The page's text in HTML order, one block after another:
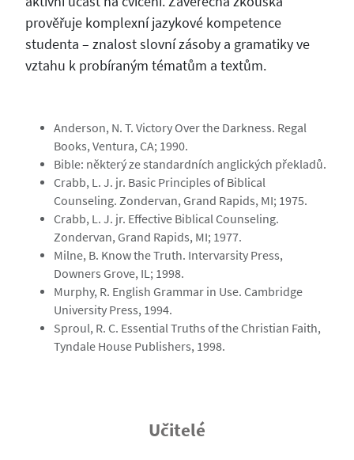
prověřuje komplexní jazykové kompetence
studenta – znalost slovní zásoby a gramatiky ve
vztahu k probíraným tématům a textům.
Anderson, N. T. Victory Over the Darkness. Regal
Books, Ventura, CA; 1990.
Bible: některý ze standardních anglických překladů.
Crabb, L. J. jr. Basic Principles of Biblical
Counseling. Zondervan, Grand Rapids, MI; 1975.
Crabb, L. J. jr. Effective Biblical Counseling.
Zondervan, Grand Rapids, MI; 1977.
Milne, B. Know the Truth. Intervarsity Press,
Downers Grove, IL; 1998.
Murphy, R. English Grammar in Use. Cambridge
University Press, 1994.
Sproul, R. C. Essential Truths of the Christian Faith,
Tyndale House Publishers, 1998.
Učitelé